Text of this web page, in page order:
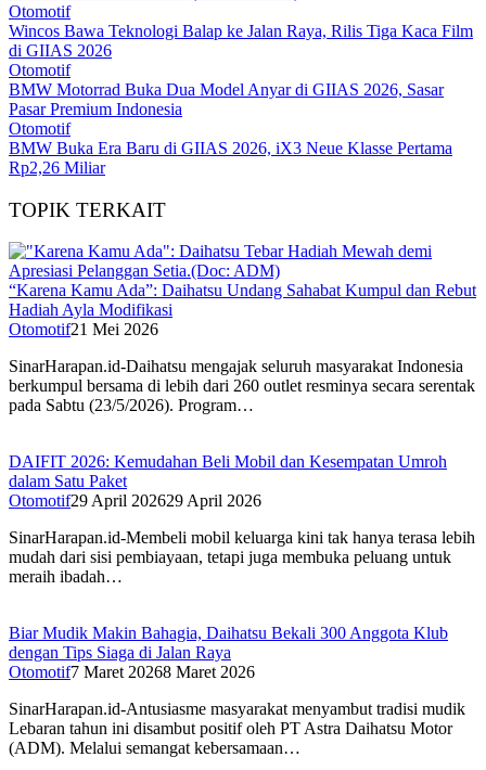
Otomotif
Wincos Bawa Teknologi Balap ke Jalan Raya, Rilis Tiga Kaca Film
di GIIAS 2026
Otomotif
BMW Motorrad Buka Dua Model Anyar di GIIAS 2026, Sasar
Pasar Premium Indonesia
Otomotif
BMW Buka Era Baru di GIIAS 2026, iX3 Neue Klasse Pertama
Rp2,26 Miliar
TOPIK TERKAIT
“Karena Kamu Ada”: Daihatsu Undang Sahabat Kumpul dan Rebut
Hadiah Ayla Modifikasi
Otomotif21 Mei 2026
SinarHarapan.id-Daihatsu mengajak seluruh masyarakat Indonesia
berkumpul bersama di lebih dari 260 outlet resminya secara serentak
pada Sabtu (23/5/2026). Program…
DAIFIT 2026: Kemudahan Beli Mobil dan Kesempatan Umroh
dalam Satu Paket
Otomotif29 April 202629 April 2026
SinarHarapan.id-Membeli mobil keluarga kini tak hanya terasa lebih
mudah dari sisi pembiayaan, tetapi juga membuka peluang untuk
meraih ibadah…
Biar Mudik Makin Bahagia, Daihatsu Bekali 300 Anggota Klub
dengan Tips Siaga di Jalan Raya
Otomotif7 Maret 20268 Maret 2026
SinarHarapan.id-Antusiasme masyarakat menyambut tradisi mudik
Lebaran tahun ini disambut positif oleh PT Astra Daihatsu Motor
(ADM). Melalui semangat kebersamaan…